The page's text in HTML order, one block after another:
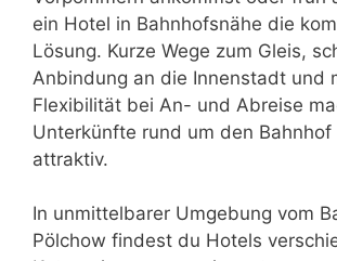
ein Hotel in Bahnhofsnähe die
Lösung. Kurze Wege zum Gleis,
Anbindung an die Innenstadt und
Flexibilität bei An- und Abreise
Unterkünfte rund um den
attraktiv.
In unmittelbarer Umgebung vom
Pölchow findest du Hotels